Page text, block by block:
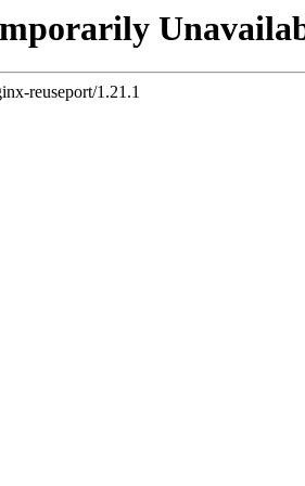
reuseport/1.21.1